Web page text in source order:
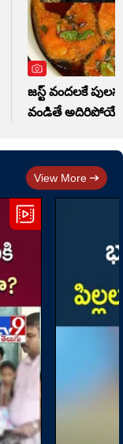
జస్ట్ వందలకే
వండితే అదిరిపోయే
View More